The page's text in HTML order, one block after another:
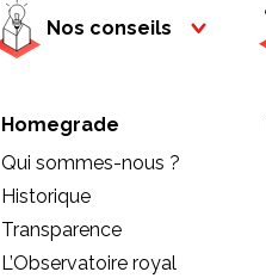
Nos conseils
Homegrade
Qui sommes-nous ?
Historique
Transparence
L’Observatoire royal